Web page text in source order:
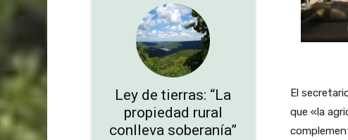
Ley de tierras: “La
propiedad rural
conlleva soberanía”
El
que «la